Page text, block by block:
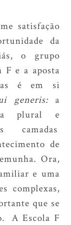
satisfação
da
o grupo
F e a aposta
é em si
generis: a
plural e
camadas
de
Ora,
e uma
complexas,
que se
A Escola F